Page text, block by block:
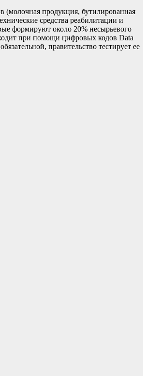
(молочная продукция, бутилированная
средства реабилитации и
формируют около 20% несырьевого
при помощи цифровых кодов Data
правительство тестирует ее